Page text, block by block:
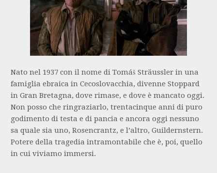
Nato nel 1937 con il nome di Tomáš Sträussler in una
famiglia ebraica in Cecoslovacchia, divenne Stoppard
in Gran Bretagna, dove rimase, e dove è mancato oggi.
Non posso che ringraziarlo, trentacinque anni di puro
godimento di testa e di pancia e ancora oggi nessuno
sa quale sia uno, Rosencrantz, e l’altro, Guildernstern.
Potere della tragedia intramontabile che è, poi, quello
in cui viviamo immersi.